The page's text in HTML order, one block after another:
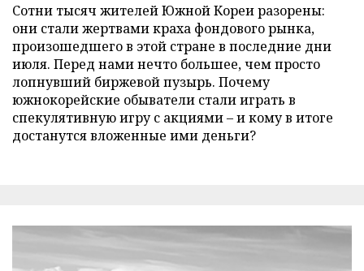
Сотни тысяч жителей Южной Кореи разорены:
они стали жертвами краха фондового рынка,
произошедшего в этой стране в последние дни
июля. Перед нами нечто большее, чем просто
лопнувший биржевой пузырь. Почему
южнокорейские обыватели стали играть в
спекулятивную игру с акциями – и кому в итоге
достанутся вложенные ими деньги?